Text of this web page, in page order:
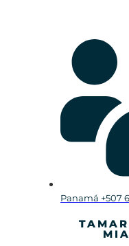
Panamá +507